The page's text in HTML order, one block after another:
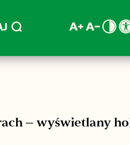
– wyświetlany